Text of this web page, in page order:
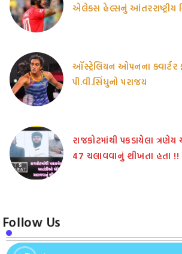
એલેક્સ હેલ્સનું આંતરરાષ્ટ્રીય
ઑસ્ટ્રેલિયન ઓપનના ક્વાર્ટર
પી.વી.સિંધુનો પરાજય
રાજકોટમાંથી પકડાયેલા
47 ચલાવવાનું શીખતા હતા !!
Follow Us